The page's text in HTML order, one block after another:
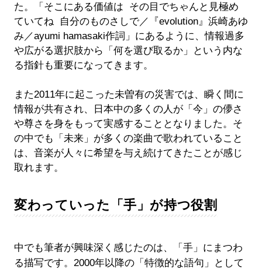
た。「そこにある価値は その目でちゃんと見極め
ていてね 自分のものさしで／『evolution』浜崎あゆ
み／ayumi hamasaki作詞」にあるように、情報過多
や広がる選択肢から「何を選び取るか」という内な
る指針も重要になってきます。
また2011年に起こった未曽有の災害では、瞬く間に
情報が共有され、日本中の多くの人が「今」の儚さ
や尊さを身をもって実感することとなりました。そ
の中でも「未来」が多くの楽曲で歌われていること
は、音楽が人々に希望を与え続けてきたことが感じ
取れます。
変わっていった「手」が持つ役割
中でも筆者が興味深く感じたのは、「手」にまつわ
る描写です。2000年以降の「特徴的な語句」として